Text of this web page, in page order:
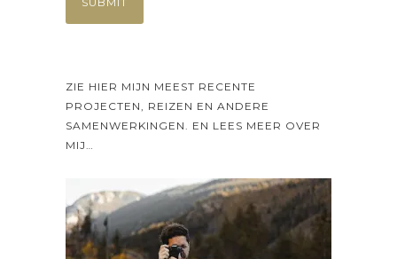
ZIE HIER MIJN MEEST RECENTE
PROJECTEN, REIZEN EN ANDERE
SAMENWERKINGEN. EN LEES MEER OVER
MIJ…